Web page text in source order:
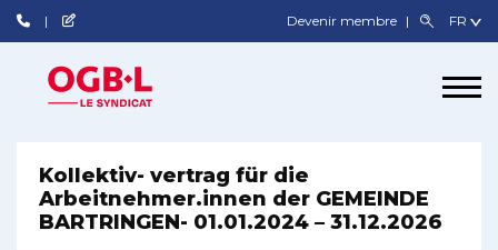
Devenir membre
Kollektiv- vertrag für die
Arbeitnehmer.innen der GEMEINDE
BARTRINGEN- 01.01.2024 – 31.12.2026